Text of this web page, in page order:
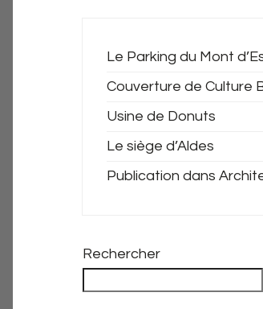
Le Parking du Mont
Couverture de Culture
Usine de Donuts
Le siège d’Aldes
Publication dans
Rechercher